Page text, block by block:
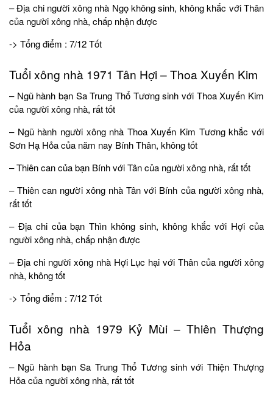
– Địa chi người xông nhà Ngọ không sinh, không khắc với Thân
của người xông nhà, chấp nhận được
-> Tổng điểm : 7/12 Tốt
Tuổi xông nhà 1971 Tân Hợi – Thoa Xuyến Kim
– Ngũ hành bạn Sa Trung Thổ Tương sinh với Thoa Xuyến Kim
của người xông nhà, rất tốt
– Ngũ hành người xông nhà Thoa Xuyến Kim Tương khắc với
Sơn Hạ Hỏa của năm nay Bính Thân, không tốt
– Thiên can của bạn Bính với Tân của người xông nhà, rất tốt
– Thiên can người xông nhà Tân với Bính của người xông nhà,
rất tốt
– Địa chi của bạn Thìn không sinh, không khắc với Hợi của
người xông nhà, chấp nhận được
– Địa chi người xông nhà Hợi Lục hại với Thân của người xông
nhà, không tốt
-> Tổng điểm : 7/12 Tốt
Tuổi xông nhà 1979 Kỷ Mùi – Thiên Thượng
Hỏa
– Ngũ hành bạn Sa Trung Thổ Tương sinh với Thiện Thượng
Hỏa của người xông nhà, rất tốt